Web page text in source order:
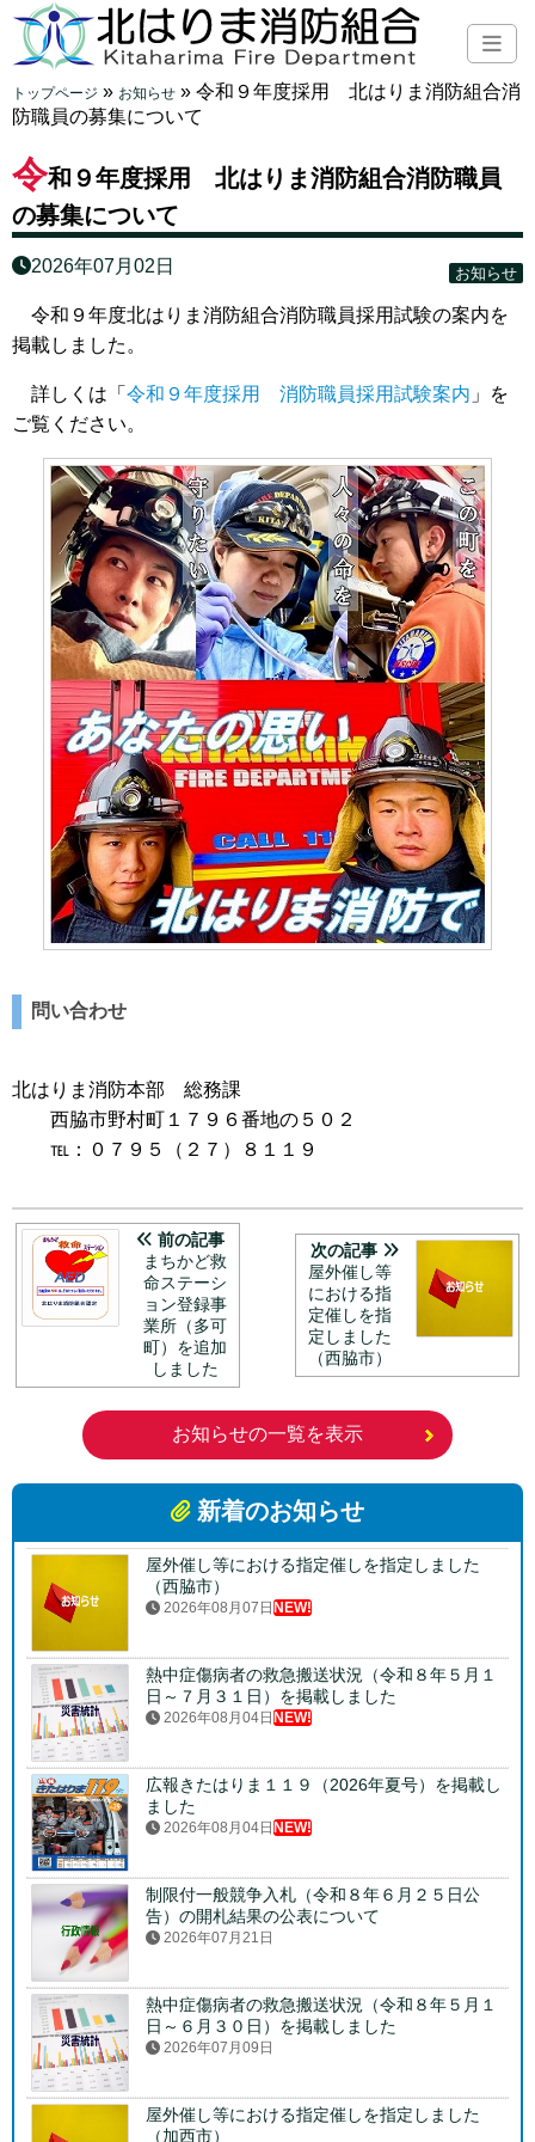
トップページ » お知らせ » 令和９年度採用 北はりま消防組合消
防職員の募集について
令和９年度採用 北はりま消防組合消防職員
の募集について
お知らせ
2026年07月02日
令和９年度北はりま消防組合消防職員採用試験の案内を
掲載しました。
詳しくは「 令和９年度採用 消防職員採用試験案内 」を
ご覧ください。
問い合わせ
北はりま消防本部 総務課
西脇市野村町１７９６番地の５０２
℡：０７９５（２７）８１１９
前の記事
まちかど救
命ステーシ
ョン登録事
業所（多可
町）を追加
しました
次の記事
屋外催し等
における指
定催しを指
定しました
（西脇市）
お知らせの一覧を表示
新着のお知らせ
屋外催し等における指定催しを指定しました
（西脇市）
2026年08月07日NEW!
熱中症傷病者の救急搬送状況（令和８年５月１
日～７月３１日）を掲載しました
2026年08月04日NEW!
広報きたはりま１１９（2026年夏号）を掲載し
ました
2026年08月04日NEW!
制限付一般競争入札（令和８年６月２５日公
告）の開札結果の公表について
2026年07月21日
熱中症傷病者の救急搬送状況（令和８年５月１
日～６月３０日）を掲載しました
2026年07月09日
屋外催し等における指定催しを指定しました
（加西市）